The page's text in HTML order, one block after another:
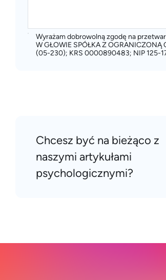
Wyrażam dobrowolną zgodę na
W GŁOWIE SPÓŁKA Z
(05-230); KRS 0000890483; NIP 125-
Chcesz być na bieżąco z
naszymi artykułami
psychologicznymi?